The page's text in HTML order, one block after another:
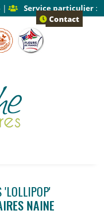
| Service particulier:
2 Contact
'LOLLIPOP'
NAINE